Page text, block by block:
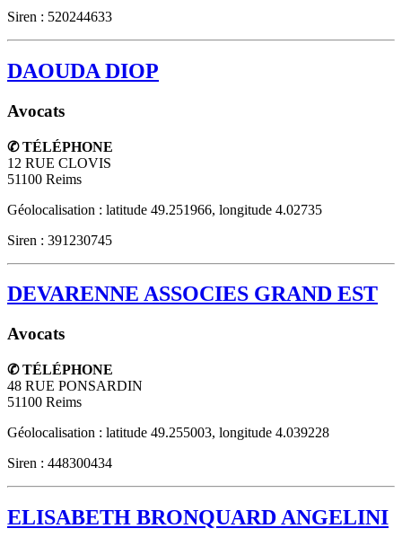
Siren : 520244633
DAOUDA DIOP
Avocats
✆ TÉLÉPHONE
12 RUE CLOVIS
51100 Reims
Géolocalisation : latitude 49.251966, longitude 4.02735
Siren : 391230745
DEVARENNE ASSOCIES GRAND EST
Avocats
✆ TÉLÉPHONE
48 RUE PONSARDIN
51100 Reims
Géolocalisation : latitude 49.255003, longitude 4.039228
Siren : 448300434
ELISABETH BRONQUARD ANGELINI